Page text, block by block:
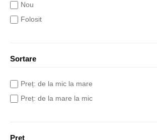
Nou
Folosit
Sortare
Preț: de la mic la mare
Preț: de la mare la mic
Preț